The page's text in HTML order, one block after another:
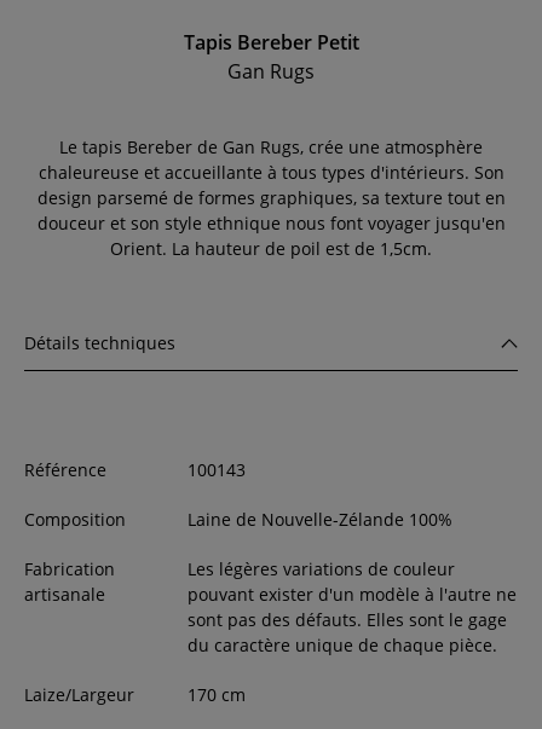
Tapis Bereber Petit
Gan Rugs
Le tapis Bereber de Gan Rugs, crée une atmosphère
chaleureuse et accueillante à tous types d'intérieurs. Son
design parsemé de formes graphiques, sa texture tout en
douceur et son style ethnique nous font voyager jusqu'en
Orient. La hauteur de poil est de 1,5cm.
Détails techniques
Référence 100143
Composition Laine de Nouvelle-Zélande 100%
Fabrication
artisanale
Les légères variations de couleur
pouvant exister d'un modèle à l'autre ne
sont pas des défauts. Elles sont le gage
du caractère unique de chaque pièce.
Laize/Largeur 170cm